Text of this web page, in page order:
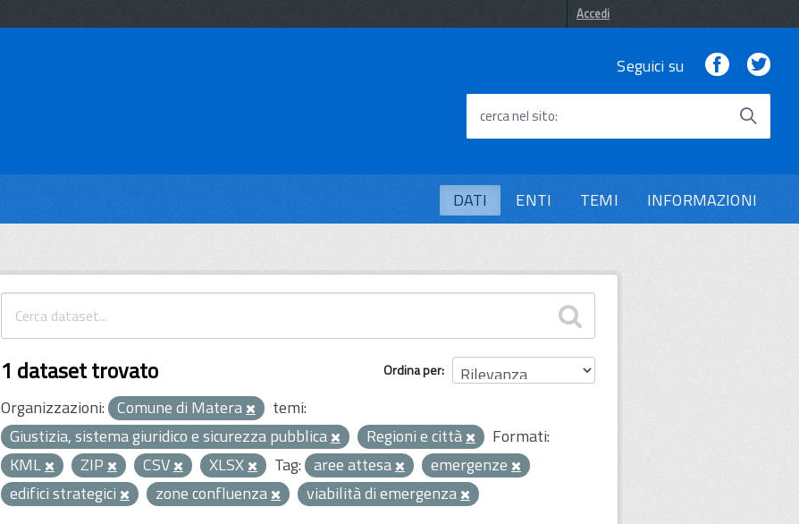
Accedi
Seguici su Facebook
cerca nel sito
DATI ENTI TEMI INFORMAZIONI
Ordina per
1 dataset trovato
Organizzazioni: Comune di Matera
temi:
Giustizia, sistema giuridico e sicurezza pubblica
Regioni e città
Formati:
KML
ZIP CSV XLSX Tag: aree attesa
emergenze
edifici strategici
zone confluenza viabilità di emergenza